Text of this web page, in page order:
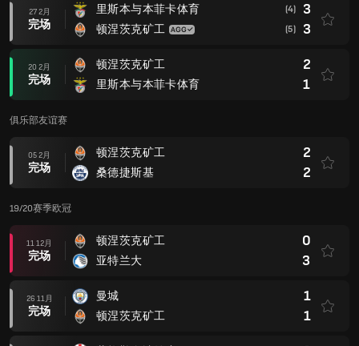
27 2月
完场
里斯本与本菲卡体育
顿涅茨克矿工
(4) 3
(5) 3
20 2月
完场
顿涅茨克矿工
里斯本与本菲卡体育
2
1
俱乐部友谊赛
05 2月
完场
顿涅茨克矿工
桑德捷斯基
2
2
19/20赛季欧冠
11 12月
完场
顿涅茨克矿工
亚特兰大
0
3
26 11月
完场
曼城
顿涅茨克矿工
1
1